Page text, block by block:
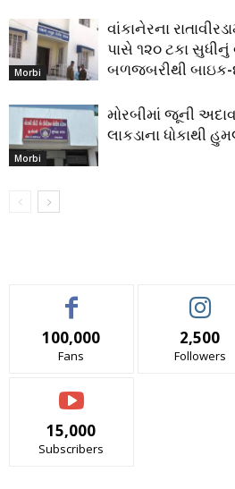
Morbi
વાંકાનેરના
પાસે ૧૨૦ ટકા
બળજબરીથી બાઇક-
Morbi
મોરબીમાં જૂની
લાકડાના ધોકાથી
100,000
Fans
2,500
Followers
15,000
Subscribers